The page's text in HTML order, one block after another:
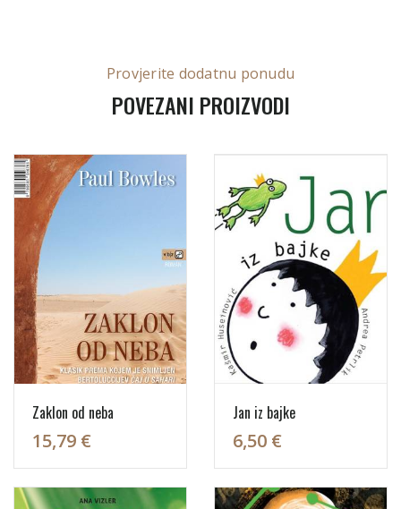
Provjerite dodatnu ponudu
POVEZANI PROIZVODI
Zaklon od neba
15,79 €
Jan iz bajke
6,50 €